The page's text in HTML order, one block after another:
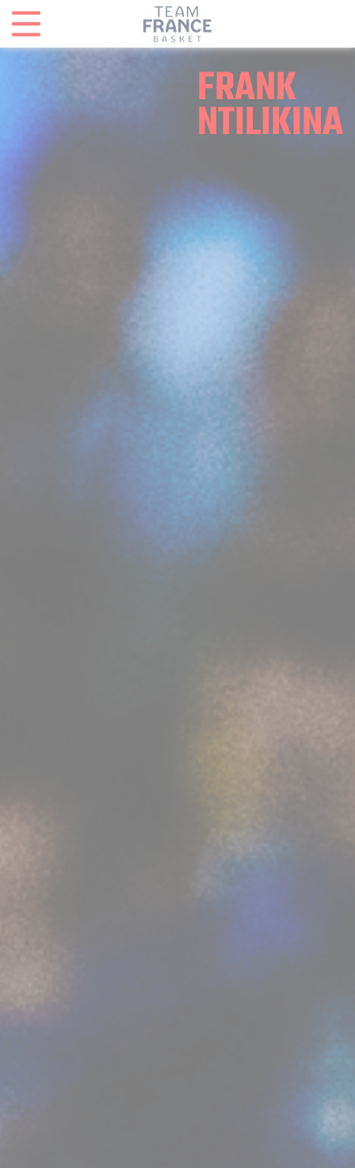
FRANK
NTILIKINA
Panneau de gestion des cookies